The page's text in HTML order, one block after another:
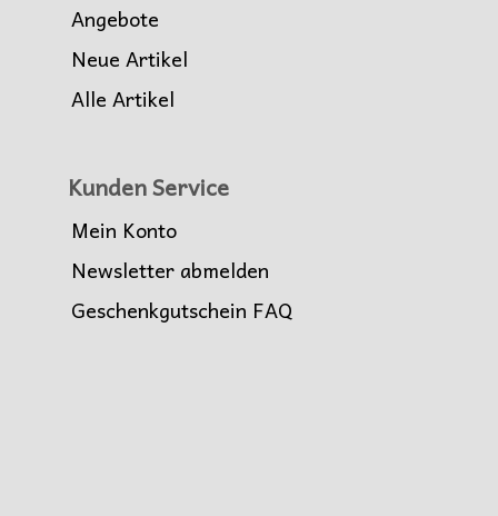
Angebote
Neue Artikel
Alle Artikel
Kunden Service
Mein Konto
Newsletter abmelden
Geschenkgutschein FAQ